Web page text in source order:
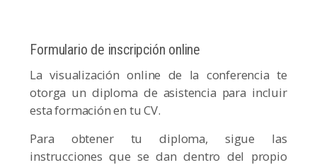
Formulario de inscripción online
La visualización online de la conferencia te
otorga un diploma de asistencia para incluir
esta formación en tu CV.
Para obtener tu diploma, sigue las
instrucciones que se dan dentro del propio